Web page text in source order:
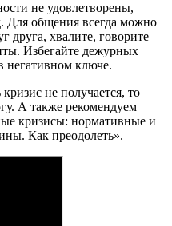
не удовлетворены,
Для общения всегда можно
друга, хвалите, говорите
Избегайте дежурных
негативном ключе.
не получается, то
А также рекомендуем
кризисы: нормативные и
Как преодолеть».